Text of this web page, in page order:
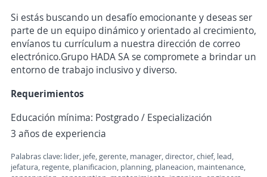
Si estás buscando un desafío emocionante y deseas ser
parte de un equipo dinámico y orientado al crecimiento,
envíanos tu currículum a nuestra dirección de correo
electrónico.Grupo HADA SA se compromete a brindar un
entorno de trabajo inclusivo y diverso.
Requerimientos
Educación mínima: Postgrado / Especialización
3 años de experiencia
Palabras clave: lider, jefe, gerente, manager, director, chief, lead,
jefatura, regente, planificacion, planning, planeacion, maintenance,